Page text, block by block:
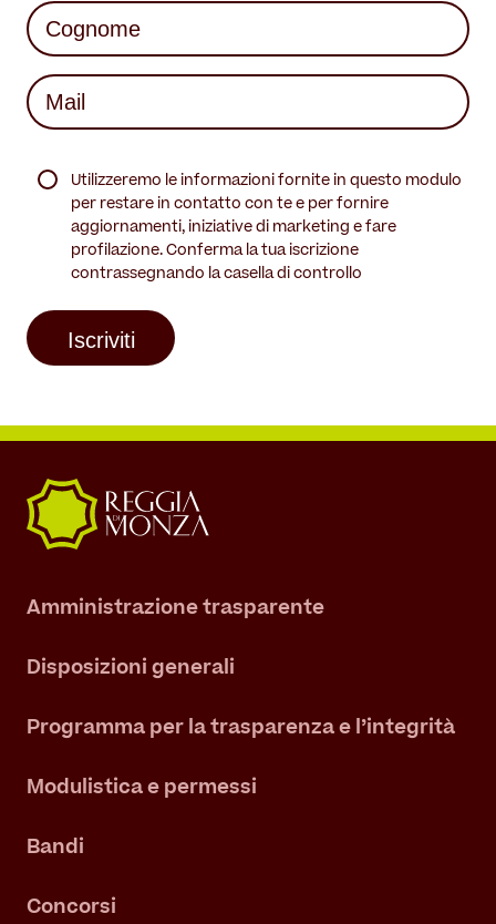
Last
Mail
(Required)
Utilizzeremo le informazioni fornite in questo modulo
per restare in contatto con te e per fornire
aggiornamenti, iniziative di marketing e fare
profilazione. Conferma la tua iscrizione
contrassegnando la casella di controllo
Amministrazione trasparente
Disposizioni generali
Programma per la trasparenza e l’integrità
Modulistica e permessi
Bandi
Concorsi